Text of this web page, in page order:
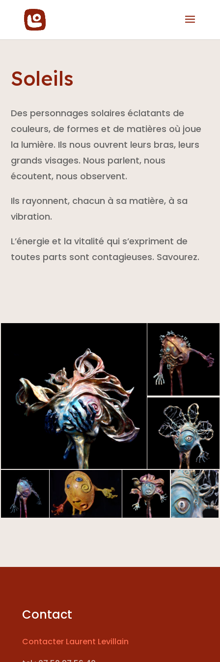
Soleils
Des personnages solaires éclatants de
couleurs, de formes et de matières où joue
la lumière. Ils nous ouvrent leurs bras, leurs
grands visages. Nous parlent, nous
écoutent, nous observent.
Ils rayonnent, chacun à sa matière, à sa
vibration.
L’énergie et la vitalité qui s’expriment de
toutes parts sont contagieuses. Savourez.
Contact
Contacter Laurent Levillain